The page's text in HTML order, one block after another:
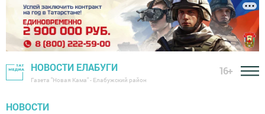
НОВОСТИ ЕЛАБУГИ
Газета "Новая Кама" - Елабужский район
16+
НОВОСТИ